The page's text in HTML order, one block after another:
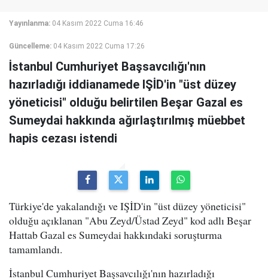
Yayınlanma: 04 Kasım 2022 Cuma 16:46
Güncelleme: 04 Kasım 2022 Cuma 17:26
İstanbul Cumhuriyet Başsavcılığı'nın
hazırladığı iddianamede IŞİD'in "üst düzey
yöneticisi" olduğu belirtilen Beşar Gazal es
Sumeydai hakkında ağırlaştırılmış müebbet
hapis cezası istendi
Türkiye'de yakalandığı ve IŞİD'in "üst düzey yöneticisi"
olduğu açıklanan "Abu Zeyd/Üstad Zeyd" kod adlı Beşar
Hattab Gazal es Sumeydai hakkındaki soruşturma
tamamlandı.
İstanbul Cumhuriyet Başsavcılığı'nın hazırladığı